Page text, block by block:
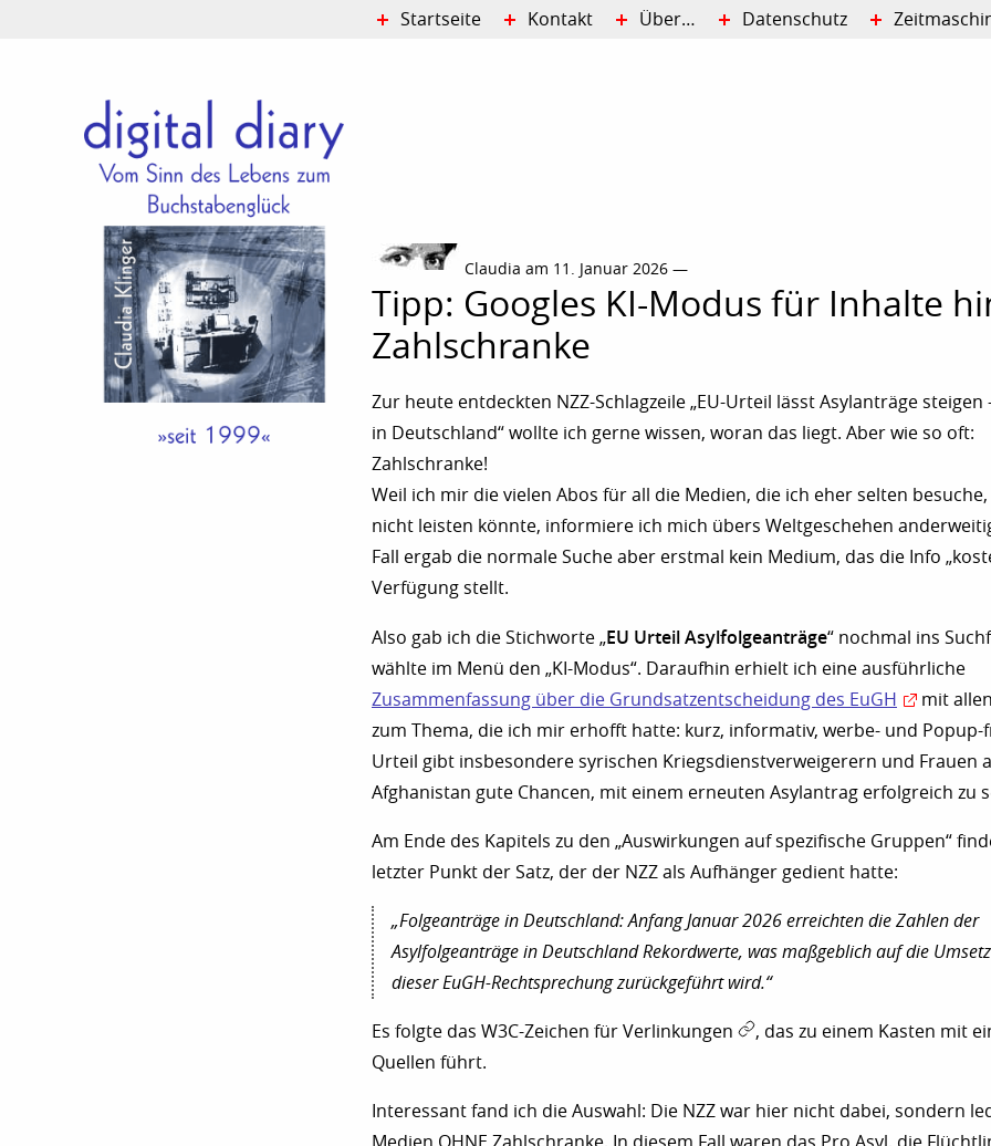
Claudia am 11. Januar 2026 —
Tipp: Googles KI-Modus für Inhalte
Zahlschranke
Zur heute entdeckten NZZ-Schlagzeile „EU-Urteil lässt Asylanträge steigen
in Deutschland“ wollte ich gerne wissen, woran das liegt. Aber wie so oft:
Zahlschranke!
Weil ich mir die vielen Abos für all die Medien, die ich eher selten
nicht leisten könnte, informiere ich mich übers Weltgeschehen
Fall ergab die normale Suche aber erstmal kein Medium, das die Info
Verfügung stellt.
Also gab ich die Stichworte „EU Urteil Asylfolgeanträge“ nochmal ins
wählte im Menü den „KI-Modus“. Daraufhin erhielt ich eine ausführliche
Zusammenfassung über die Grundsatzentscheidung des EuGH
mit
zum Thema, die ich mir erhofft hatte: kurz, informativ, werbe- und Popup-
Urteil gibt insbesondere syrischen Kriegsdienstverweigerern und Frauen
Afghanistan gute Chancen, mit einem erneuten Asylantrag erfolgreich zu
Am Ende des Kapitels zu den „Auswirkungen auf spezifische Gruppen“
letzter Punkt der Satz, der der NZZ als Aufhänger gedient hatte:
„Folgeanträge in Deutschland: Anfang Januar 2026 erreichten die Zahlen der
Asylfolgeanträge in Deutschland Rekordwerte, was maßgeblich auf die
dieser EuGH-Rechtsprechung zurückgeführt wird.“
Es folgte das W3C-Zeichen für Verlinkungen
, das zu einem Kasten mit
Quellen führt.
Interessant fand ich die Auswahl: Die NZZ war hier nicht dabei, sondern
Startseite Kontakt Über… Datenschutz